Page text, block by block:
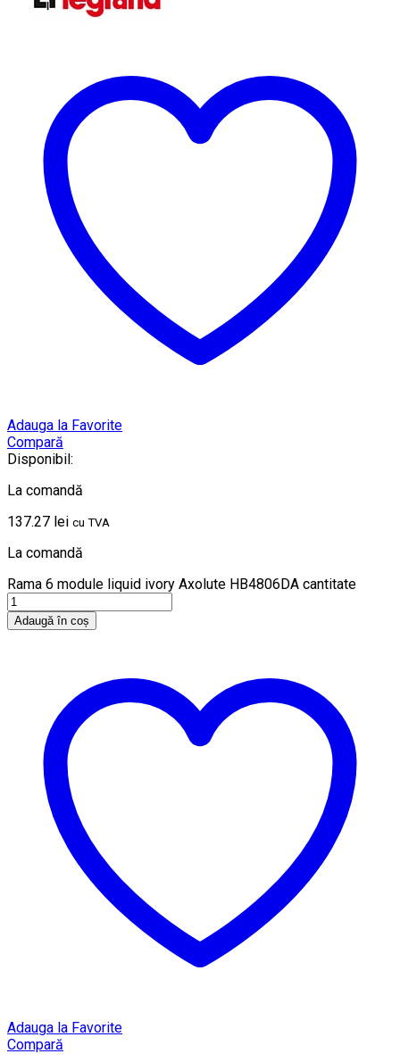
Adauga la Favorite
Compară
Disponibil:
La comandă
137.27 lei cu TVA
La comandă
Rama 6 module liquid ivory Axolute HB4806DA cantitate
Adaugă în coș
Adauga la Favorite
Compară